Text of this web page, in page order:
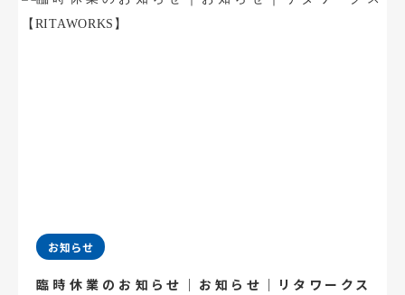
お知らせ
臨時休業のお知らせ｜お知らせ｜リタワークス